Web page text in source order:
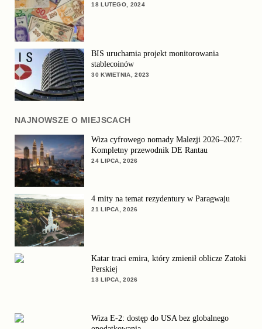
18 LUTEGO, 2024
BIS uruchamia projekt monitorowania
stablecoinów
30 KWIETNIA, 2023
NAJNOWSZE O MIEJSCACH
Wiza cyfrowego nomady Malezji 2026–2027:
Kompletny przewodnik DE Rantau
24 LIPCA, 2026
4 mity na temat rezydentury w Paragwaju
21 LIPCA, 2026
Katar traci emira, który zmienił oblicze Zatoki
Perskiej
13 LIPCA, 2026
Wiza E-2: dostęp do USA bez globalnego